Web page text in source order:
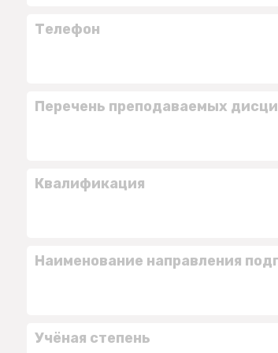
Телефон
Перечень преподаваемых
Квалификация
Наименование направления
Учёная степень